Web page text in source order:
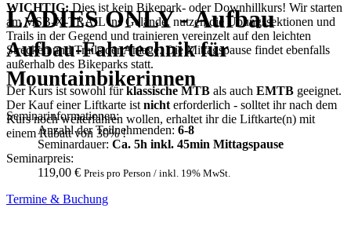
WICHTIG: Dies ist kein Bikepark- oder Downhillkurs! Wir starten
am MSB-X-TRAIL ins Gelände, nutzen die Übungssektionen und
Trails in der Gegend und trainieren vereinzelt auf den leichten
Strecken und Trails der Anlage. Die Mittagspause findet ebenfalls
außerhalb des Bikeparks statt.
Der Kurs ist sowohl fürklassische MTB als auch EMTB geeignet.
Der Kauf einer Liftkarte ist nicht erforderlich - solltet ihr nach dem
Kurs noch weiterfahren wollen, erhaltet ihr die Liftkarte(n) mit
einem Rabatt von 30% !
LADIES ONLY - Aufbau
Aufbau-Fahrtechnik für
Mountainbikerinnen
Seminarinformationen:
Anzahl der Teilnehmenden: 6-8
Seminardauer: Ca. 5h inkl. 45min Mittagspause
Seminarpreis:
119,00 € Preis pro Person / inkl. 19% MwSt.
Termine & Buchung